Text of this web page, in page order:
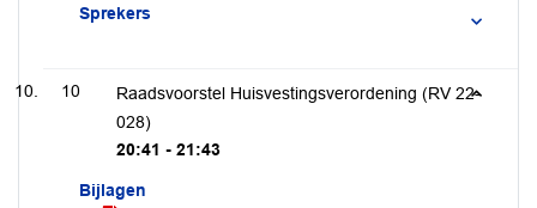
Sprekers
10
Raadsvoorstel Huisvestingsverordening (RV 22-
028)
20:41 - 21:43
Bijlagen